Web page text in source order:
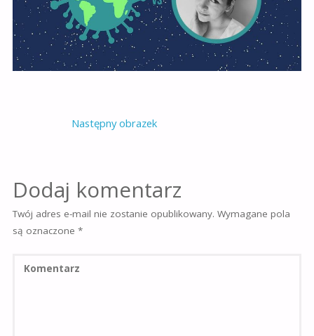
Następny obrazek
Dodaj komentarz
Twój adres e-mail nie zostanie opublikowany. Wymagane pola
są oznaczone *